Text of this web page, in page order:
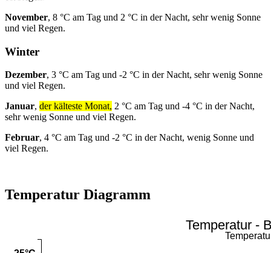
November, 8 °C am Tag und 2 °C in der Nacht, sehr wenig Sonne
und viel Regen.
Winter
Dezember, 3 °C am Tag und -2 °C in der Nacht, sehr wenig Sonne
und viel Regen.
Januar, der kälteste Monat, 2 °C am Tag und -4 °C in der Nacht,
sehr wenig Sonne und viel Regen.
Februar, 4 °C am Tag und -2 °C in der Nacht, wenig Sonne und
viel Regen.
Temperatur Diagramm